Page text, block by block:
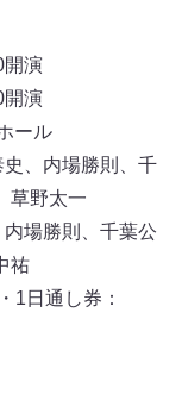
開演
演
ール
、内場勝則、千
草野太一
場勝則、千葉公
祐
1日通し券：